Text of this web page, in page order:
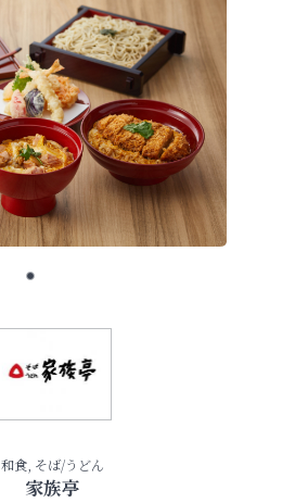
和食, そば/うどん
家族亭